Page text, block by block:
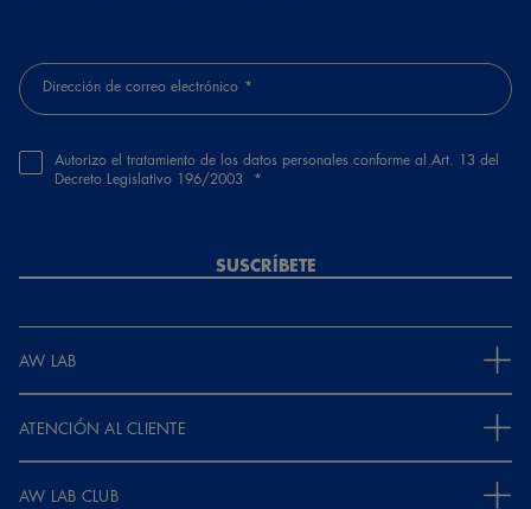
Dirección de correo electrónico
Autorizo el tratamiento de los datos personales conforme al Art. 13 del
Decreto Legislativo 196/2003
SUSCRÍBETE
AW LAB
ATENCIÓN AL CLIENTE
AW LAB CLUB